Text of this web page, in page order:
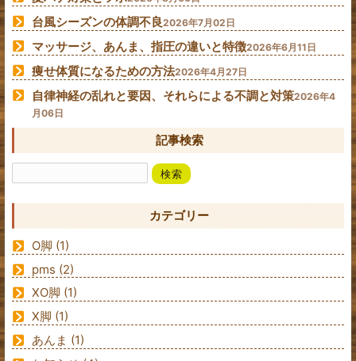
台風シーズンの体調不良2026年7月02日
マッサージ、あんま、指圧の違いと特徴2026年6月11日
痩せ体質になるための方法2026年4月27日
自律神経の乱れと要因、それらによる不調と対策2026年4
月06日
記事検索
カテゴリー
O脚 (1)
pms (2)
XO脚 (1)
X脚 (1)
あんま (1)